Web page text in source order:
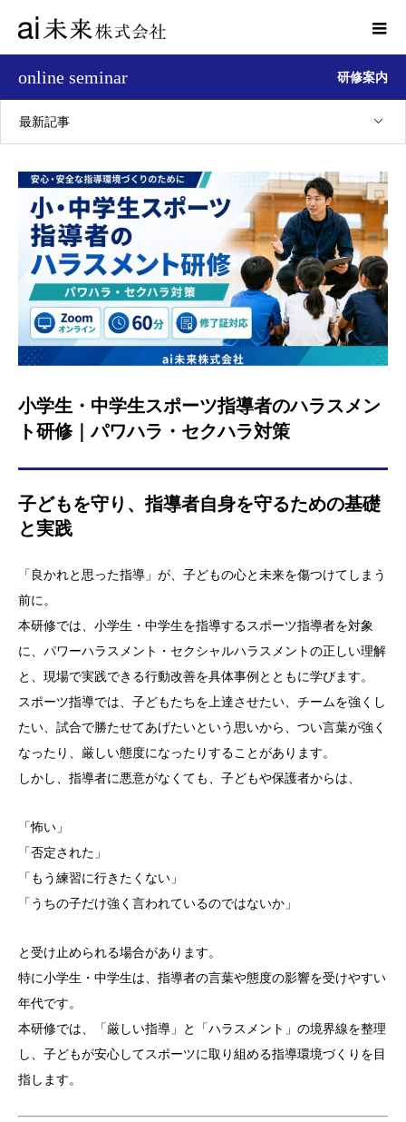
online seminar 研修案内
最新記事
小学生・中学生スポーツ指導者のハラスメン
ト研修｜パワハラ・セクハラ対策
子どもを守り、指導者自身を守るための基礎
と実践
「良かれと思った指導」が、子どもの心と未来を傷つけてしまう
前に。
本研修では、小学生・中学生を指導するスポーツ指導者を対象
に、パワーハラスメント・セクシャルハラスメントの正しい理解
と、現場で実践できる行動改善を具体事例とともに学びます。
スポーツ指導では、子どもたちを上達させたい、チームを強くし
たい、試合で勝たせてあげたいという思いから、つい言葉が強く
なったり、厳しい態度になったりすることがあります。
しかし、指導者に悪意がなくても、子どもや保護者からは、
「怖い」
「否定された」
「もう練習に行きたくない」
「うちの子だけ強く言われているのではないか」
と受け止められる場合があります。
特に小学生・中学生は、指導者の言葉や態度の影響を受けやすい
年代です。
本研修では、「厳しい指導」と「ハラスメント」の境界線を整理
し、子どもが安心してスポーツに取り組める指導環境づくりを目
指します。